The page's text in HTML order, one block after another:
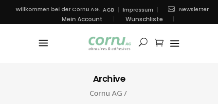
Willkommen bei der Cornu AG. AGB Impressum Newsletter
Mein Account Wunschliste
Archive
Cornu AG /